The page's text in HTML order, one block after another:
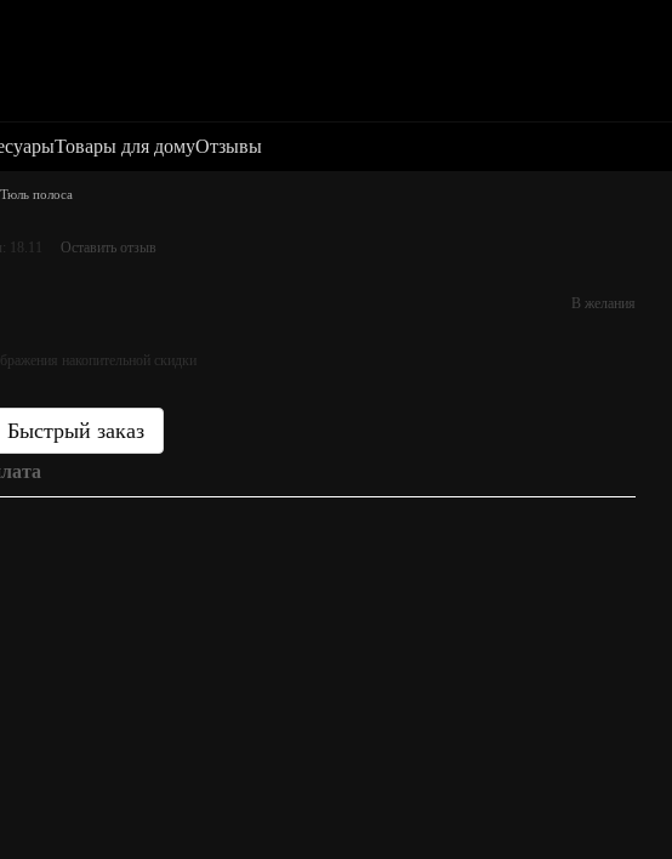
Товары для домуОтзывы
Тюль полоса
18.11 Оставить отзыв
В желания
накопительной скидки
Быстрый заказ